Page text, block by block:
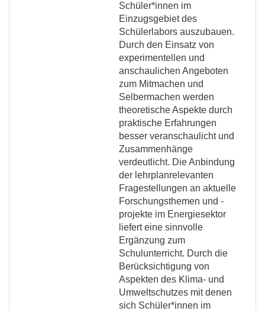
Schüler*innen im
Einzugsgebiet des
Schülerlabors auszubauen.
Durch den Einsatz von
experimentellen und
anschaulichen Angeboten
zum Mitmachen und
Selbermachen werden
theoretische Aspekte durch
praktische Erfahrungen
besser veranschaulicht und
Zusammenhänge
verdeutlicht. Die Anbindung
der lehrplanrelevanten
Fragestellungen an aktuelle
Forschungsthemen und -
projekte im Energiesektor
liefert eine sinnvolle
Ergänzung zum
Schulunterricht. Durch die
Berücksichtigung von
Aspekten des Klima- und
Umweltschutzes mit denen
sich Schüler*innen im